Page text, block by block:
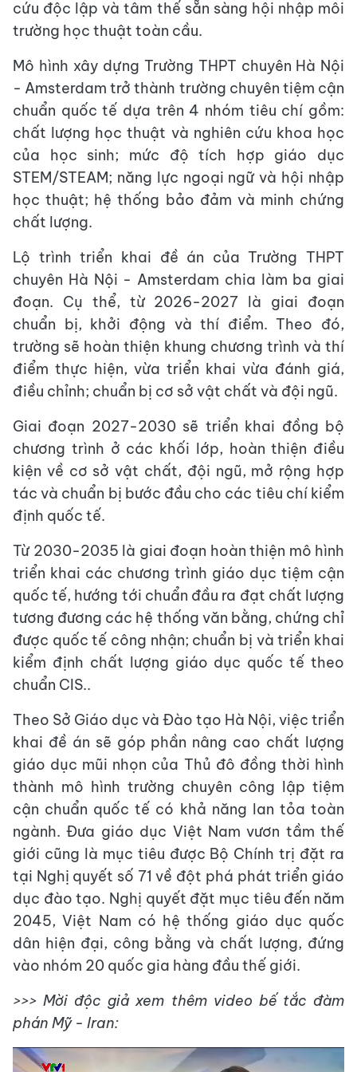
cứu độc lập và tâm thế sẵn sàng hội nhập môi
trường học thuật toàn cầu.
Mô hình xây dựng Trường THPT chuyên Hà Nội
- Amsterdam trở thành trường chuyên tiệm cận
chuẩn quốc tế dựa trên 4 nhóm tiêu chí gồm:
chất lượng học thuật và nghiên cứu khoa học
của học sinh; mức độ tích hợp giáo dục
STEM/STEAM; năng lực ngoại ngữ và hội nhập
học thuật; hệ thống bảo đảm và minh chứng
chất lượng.
Lộ trình triển khai đề án của Trường THPT
chuyên Hà Nội - Amsterdam chia làm ba giai
đoạn. Cụ thể, từ 2026-2027 là giai đoạn
chuẩn bị, khởi động và thí điểm. Theo đó,
trường sẽ hoàn thiện khung chương trình và thí
điểm thực hiện, vừa triển khai vừa đánh giá,
điều chỉnh; chuẩn bị cơ sở vật chất và đội ngũ.
Giai đoạn 2027-2030 sẽ triển khai đồng bộ
chương trình ở các khối lớp, hoàn thiện điều
kiện về cơ sở vật chất, đội ngũ, mở rộng hợp
tác và chuẩn bị bước đầu cho các tiêu chí kiểm
định quốc tế.
Từ 2030-2035 là giai đoạn hoàn thiện mô hình
triển khai các chương trình giáo dục tiệm cận
quốc tế, hướng tới chuẩn đầu ra đạt chất lượng
tương đương các hệ thống văn bằng, chứng chỉ
được quốc tế công nhận; chuẩn bị và triển khai
kiểm định chất lượng giáo dục quốc tế theo
chuẩn CIS..
Theo Sở Giáo dục và Đào tạo Hà Nội, việc triển
khai đề án sẽ góp phần nâng cao chất lượng
giáo dục mũi nhọn của Thủ đô đồng thời hình
thành mô hình trường chuyên công lập tiệm
cận chuẩn quốc tế có khả năng lan tỏa toàn
ngành. Đưa giáo dục Việt Nam vươn tầm thế
giới cũng là mục tiêu được Bộ Chính trị đặt ra
tại Nghị quyết số 71 về đột phá phát triển giáo
dục đào tạo. Nghị quyết đặt mục tiêu đến năm
2045, Việt Nam có hệ thống giáo dục quốc
dân hiện đại, công bằng và chất lượng, đứng
vào nhóm 20 quốc gia hàng đầu thế giới.
>>> Mời độc giả xem thêm video bế tắc đàm
phán Mỹ - Iran: